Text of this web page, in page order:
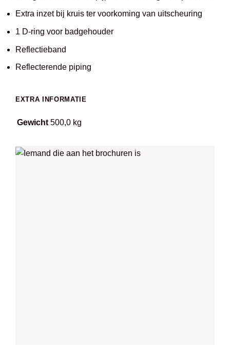
Extra inzet bij kruis ter voorkoming van uitscheuring
1 D-ring voor badgehouder
Reflectieband
Reflecterende piping
EXTRA INFORMATIE
Gewicht 500,0 kg